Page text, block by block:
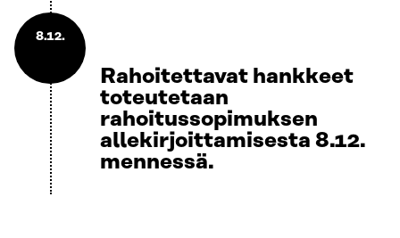
8.12.
Rahoitettavat hankkeet
toteutetaan
rahoitussopimuksen
allekirjoittamisesta 8.12.
mennessä.